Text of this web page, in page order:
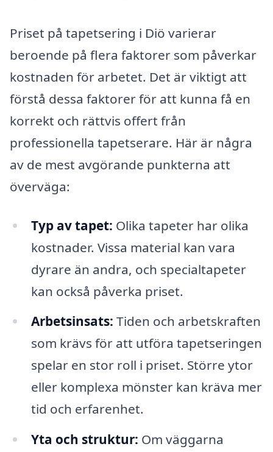
Priset på tapetsering i Diö varierar
beroende på flera faktorer som påverkar
kostnaden för arbetet. Det är viktigt att
förstå dessa faktorer för att kunna få en
korrekt och rättvis offert från
professionella tapetserare. Här är några
av de mest avgörande punkterna att
överväga:
Typ av tapet: Olika tapeter har olika
kostnader. Vissa material kan vara
dyrare än andra, och specialtapeter
kan också påverka priset.
Arbetsinsats: Tiden och arbetskraften
som krävs för att utföra tapetseringen
spelar en stor roll i priset. Större ytor
eller komplexa mönster kan kräva mer
tid och erfarenhet.
Yta och struktur: Om väggarna